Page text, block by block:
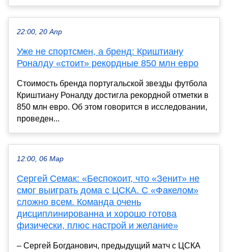
22:00, 20 Апр
Уже не спортсмен, а бренд: Криштиану
Роналду «стоит» рекордные 850 млн евро
Стоимость бренда португальской звезды футбола
Криштиану Роналду достигла рекордной отметки в
850 млн евро. Об этом говорится в исследовании,
проведен...
12:00, 06 Мар
Сергей Семак: «Беспокоит, что «Зенит» не
смог выиграть дома с ЦСКА. С «Факелом»
сложно всем. Команда очень
дисциплинированна и хорошо готова
физически, плюс настрой и желание»
– Сергей Богданович, предыдущий матч с ЦСКА